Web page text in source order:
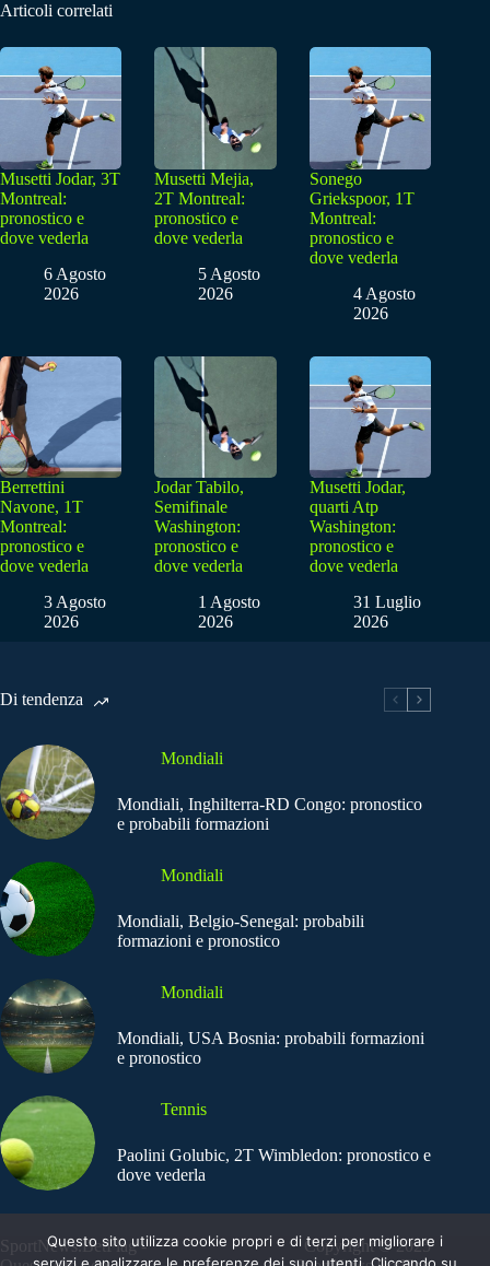
Articoli correlati
Musetti Jodar, 3T
Montreal:
pronostico e
dove vederla
6 Agosto
2026
Musetti Mejia,
2T Montreal:
pronostico e
dove vederla
5 Agosto
2026
Sonego
Griekspoor, 1T
Montreal:
pronostico e
dove vederla
4 Agosto
2026
Berrettini
Navone, 1T
Montreal:
pronostico e
dove vederla
3 Agosto
2026
Jodar Tabilo,
Semifinale
Washington:
pronostico e
dove vederla
1 Agosto
2026
Musetti Jodar,
quarti Atp
Washington:
pronostico e
dove vederla
31 Luglio
2026
Di tendenza
Mondiali
Mondiali, Inghilterra-RD Congo: pronostico
e probabili formazioni
Mondiali
Mondiali, Belgio-Senegal: probabili
formazioni e pronostico
Mondiali
Mondiali, USA Bosnia: probabili formazioni
e pronostico
Tennis
Paolini Golubic, 2T Wimbledon: pronostico e
dove vederla
SportNews.BetFlag -
Copyright © 2025
Questo sito utilizza cookie propri e di terzi per migliorare i